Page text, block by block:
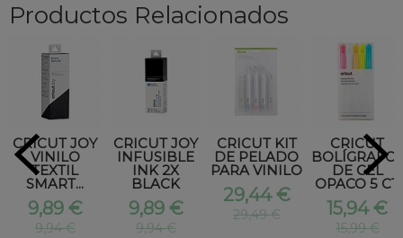
Productos Relacionados
CRICUT JOY
VINILO
TEXTIL
SMART...
9,89 €
9,94 €
CRICUT JOY
INFUSIBLE
INK 2X
BLACK
9,89 €
9,94 €
CRICUT KIT
DE PELADO
PARA VINILO
29,44 €
29,49 €
CRICUT
DE GEL
OPACO 5 CT
15,94 €
15,99 €